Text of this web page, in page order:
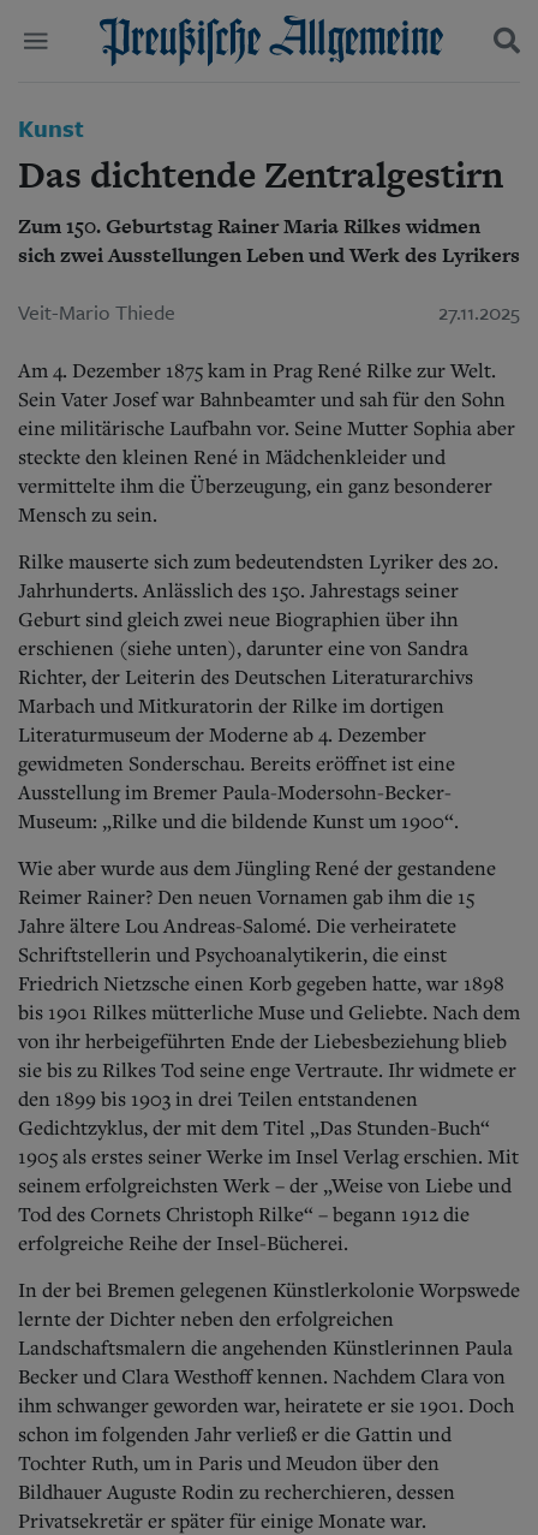
Start
Abonnenten-Login
Abonnent werden
Abo Prämien
Archiv
Mediadaten
Wirtschaft
Gesellschaft
Leben
Berlin-Brandenburg
Schlesien
Danzig und Westpreußen
Bücher
Kontakt
Impressum
Datenschutz
Suchen und finden
Kunst
Das dichtende Zentralgestirn
Zum 150. Geburtstag Rainer Maria Rilkes widmen
sich zwei Ausstellungen Leben und Werk des Lyrikers
Veit-Mario Thiede 27.11.2025
Am 4. Dezember 1875 kam in Prag René Rilke zur Welt.
Sein Vater Josef war Bahnbeamter und sah für den Sohn
eine militärische Laufbahn vor. Seine Mutter Sophia aber
steckte den kleinen René in Mädchenkleider und
vermittelte ihm die Überzeugung, ein ganz besonderer
Mensch zu sein.
Rilke mauserte sich zum bedeutendsten Lyriker des 20.
Jahrhunderts. Anlässlich des 150. Jahrestags seiner
Geburt sind gleich zwei neue Biographien über ihn
erschienen (siehe unten), darunter eine von Sandra
Richter, der Leiterin des Deutschen Literaturarchivs
Marbach und Mitkuratorin der Rilke im dortigen
Literaturmuseum der Moderne ab 4. Dezember
gewidmeten Sonderschau. Bereits eröffnet ist eine
Ausstellung im Bremer Paula-Modersohn-Becker-
Museum: „Rilke und die bildende Kunst um 1900“.
Wie aber wurde aus dem Jüngling René der gestandene
Reimer Rainer? Den neuen Vornamen gab ihm die 15
Jahre ältere Lou Andreas-Salomé. Die verheiratete
Schriftstellerin und Psychoanalytikerin, die einst
Friedrich Nietzsche einen Korb gegeben hatte, war 1898
bis 1901 Rilkes mütterliche Muse und Geliebte. Nach dem
von ihr herbeigeführten Ende der Liebesbeziehung blieb
sie bis zu Rilkes Tod seine enge Vertraute. Ihr widmete er
den 1899 bis 1903 in drei Teilen entstandenen
Gedichtzyklus, der mit dem Titel „Das Stunden-Buch“
1905 als erstes seiner Werke im Insel Verlag erschien. Mit
seinem erfolgreichsten Werk – der „Weise von Liebe und
Tod des Cornets Christoph Rilke“ – begann 1912 die
erfolgreiche Reihe der Insel-Bücherei.
In der bei Bremen gelegenen Künstlerkolonie Worpswede
lernte der Dichter neben den erfolgreichen
Landschaftsmalern die angehenden Künstlerinnen Paula
Becker und Clara Westhoff kennen. Nachdem Clara von
ihm schwanger geworden war, heiratete er sie 1901. Doch
schon im folgenden Jahr verließ er die Gattin und
Tochter Ruth, um in Paris und Meudon über den
Bildhauer Auguste Rodin zu recherchieren, dessen
Privatsekretär er später für einige Monate war.